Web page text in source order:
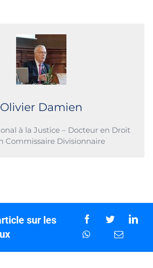
Olivier Damien
à la Justice – Docteur en Droit
Commissaire Divisionnaire
sur les